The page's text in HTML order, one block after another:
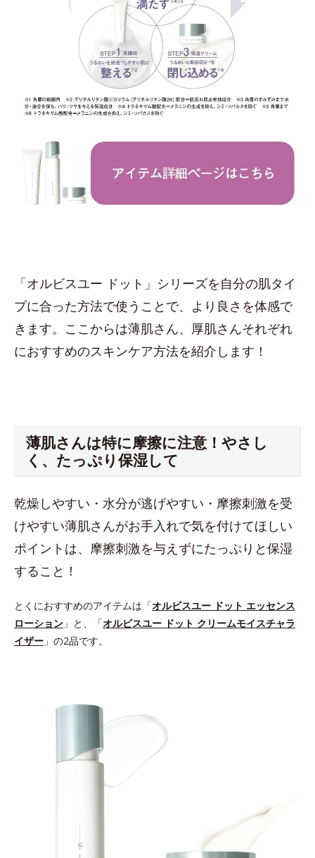
「オルビスユー ドット」シリーズを自分の肌タイ
プに合った方法で使うことで、より良さを体感で
きます。ここからは薄肌さん、厚肌さんそれぞれ
におすすめのスキンケア方法を紹介します！
薄肌さんは特に摩擦に注意！やさし
く、たっぷり保湿して
乾燥しやすい・水分が逃げやすい・摩擦刺激を受
けやすい薄肌さんがお手入れで気を付けてほしい
ポイントは、摩擦刺激を与えずにたっぷりと保湿
すること！
とくにおすすめのアイテムは「オルビスユー ドット エッセンス
ローション 」と、「オルビスユー ドット クリームモイスチャラ
イザー 」の2品です。